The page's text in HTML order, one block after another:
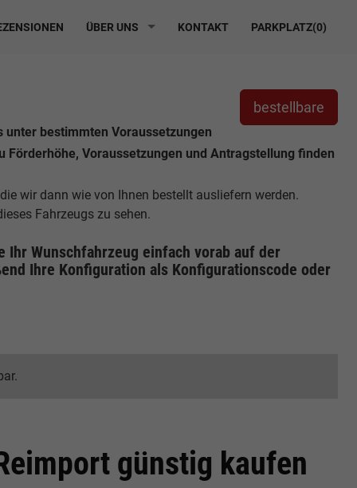
ÜBER UNS KONTAKT PARKPLATZ(0)
bestellbare
unter bestimmten Voraussetzungen
Voraussetzungen und Antragstellung finden
wir dann wie von Ihnen bestellt ausliefern werden.
Fahrzeugs zu sehen.
Wunschfahrzeug einfach vorab auf der
Ihre Konfiguration als Konfigurationscode oder
günstig kaufen